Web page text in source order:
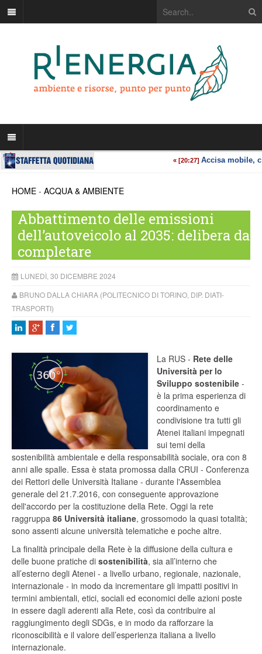
HOME - ACQUA & AMBIENTE
Abbattimento delle emissioni
dell’autoveicolo al 2035: delibera da
completare
LUNEDÌ, 30 DICEMBRE 2024
BRUNO DALLA CHIARA (POLITECNICO DI TORINO, DIP. DIATI-
TRASPORTI)
La RUS - Rete delle
Università per lo
Sviluppo sostenibile-
è la prima esperienza di
coordinamento e
condivisione tra tutti gli
Atenei italiani impegnati
sui temi della
sostenibilità ambientale e della responsabilità sociale, ora con 8
anni alle spalle. Essa è stata promossa dalla CRUI - Conferenza
dei Rettori delle Università Italiane - durante l'Assemblea
generale del 21.7.2016, con conseguente approvazione
dell'accordo per la costituzione della Rete. Oggi la rete
raggruppa 86 Università italiane, grossomodo la quasi totalità;
sono assenti alcune università telematiche e poche altre.
La finalità principale della Rete è la diffusione della cultura e
delle buone pratiche di sostenibilità, sia all’interno che
all’esterno degli Atenei - a livello urbano, regionale, nazionale,
internazionale - in modo da incrementare gli impatti positivi in
termini ambientali, etici, sociali ed economici delle azioni poste
in essere dagli aderenti alla Rete, così da contribuire al
raggiungimento degli SDGs, e in modo da rafforzare la
riconoscibilità e il valore dell’esperienza italiana a livello
internazionale.